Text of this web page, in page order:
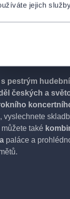
jejich
pestrým
českých a
, vyslechnete
také
paláce a